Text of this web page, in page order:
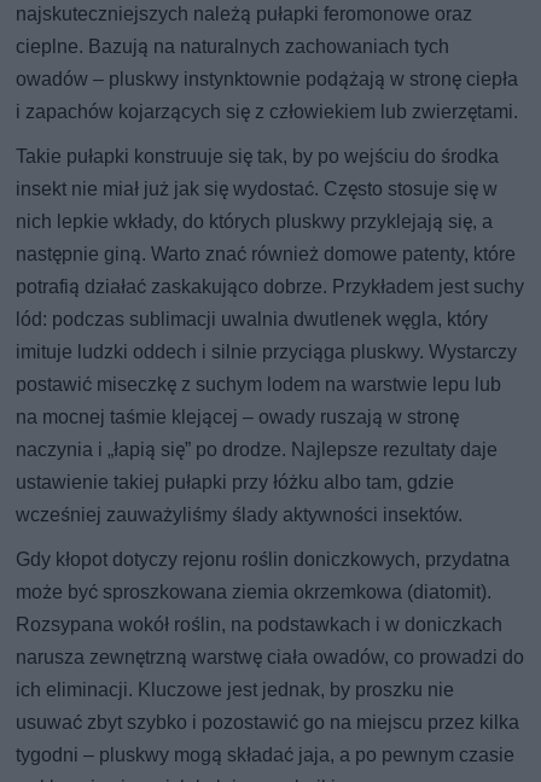
najskuteczniejszych należą pułapki feromonowe oraz
cieplne. Bazują na naturalnych zachowaniach tych
owadów – pluskwy instynktownie podążają w stronę ciepła
i zapachów kojarzących się z człowiekiem lub zwierzętami.
Takie pułapki konstruuje się tak, by po wejściu do środka
insekt nie miał już jak się wydostać. Często stosuje się w
nich lepkie wkłady, do których pluskwy przyklejają się, a
następnie giną. Warto znać również domowe patenty, które
potrafią działać zaskakująco dobrze. Przykładem jest suchy
lód: podczas sublimacji uwalnia dwutlenek węgla, który
imituje ludzki oddech i silnie przyciąga pluskwy. Wystarczy
postawić miseczkę z suchym lodem na warstwie lepu lub
na mocnej taśmie klejącej – owady ruszają w stronę
naczynia i „łapią się” po drodze. Najlepsze rezultaty daje
ustawienie takiej pułapki przy łóżku albo tam, gdzie
wcześniej zauważyliśmy ślady aktywności insektów.
Gdy kłopot dotyczy rejonu roślin doniczkowych, przydatna
może być sproszkowana ziemia okrzemkowa (diatomit).
Rozsypana wokół roślin, na podstawkach i w doniczkach
narusza zewnętrzną warstwę ciała owadów, co prowadzi do
ich eliminacji. Kluczowe jest jednak, by proszku nie
usuwać zbyt szybko i pozostawić go na miejscu przez kilka
tygodni – pluskwy mogą składać jaja, a po pewnym czasie